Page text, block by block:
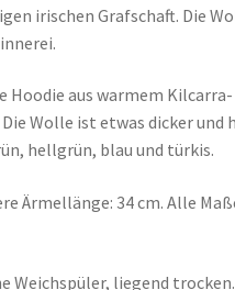
irischen Grafschaft. Die
Hoodie aus warmem Kilcarra-
Wolle ist etwas dicker und
hellgrün, blau und türkis.
Ärmellänge: 34 cm. Alle
Weichspüler, liegend trocken.